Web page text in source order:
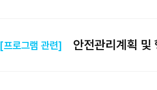
[프로그램 관련] 안전관리계획 및